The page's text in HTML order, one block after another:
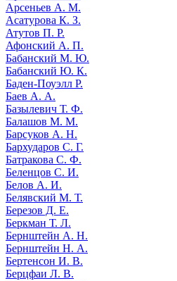
Арсеньев А. М.
Асатурова К. З.
Атутов П. Р.
Афонский А. П.
Бабанский М. Ю.
Бабанский Ю. К.
Баден-Поуэлл Р.
Баев А. А.
Базылевич Т. Ф.
Балашов М. М.
Барсуков А. Н.
Бархударов С. Г.
Батракова С. Ф.
Беленцов С. И.
Белов А. И.
Белявский М. Т.
Березов Д. Е.
Беркман Т. Л.
Бернштейн А. Н.
Бернштейн Н. А.
Бертенсон И. В.
Берцфаи Л. В.